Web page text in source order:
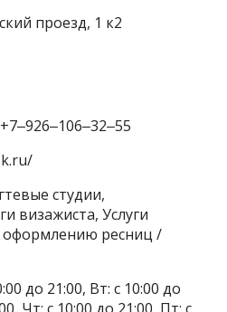
проезд, 1 к2
студии,
визажиста, Услуги
оформлению ресниц /
до 21:00, Вт: с 10:00 до